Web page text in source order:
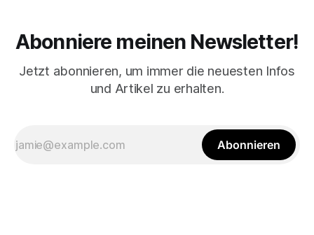
Abonniere meinen Newsletter!
Jetzt abonnieren, um immer die neuesten Infos
und Artikel zu erhalten.
Abonnieren